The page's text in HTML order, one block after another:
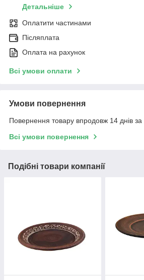
Детальніше
Оплатити частинами
Післяплата
Оплата на рахунок
Всі умови оплати
Умови повернення
Повернення товару впродовж 14 днів за
Всі умови повернення
Подібні товари компанії